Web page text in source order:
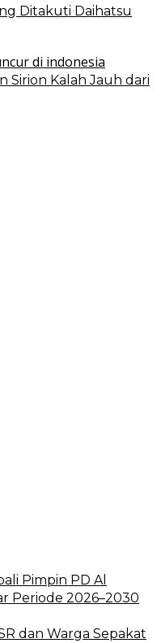
Ditakuti Daihatsu
Sirion Kalah Jauh dari
Pimpin PD Al
Periode 2026–2030
dan Warga Sepakat